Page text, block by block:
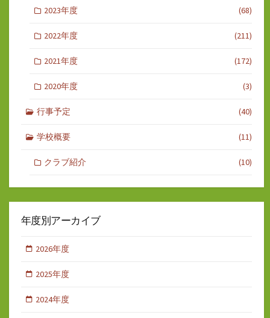
2023年度 (68)
2022年度 (211)
2021年度 (172)
2020年度 (3)
行事予定 (40)
学校概要 (11)
クラブ紹介 (10)
年度別アーカイブ
2026年度
2025年度
2024年度